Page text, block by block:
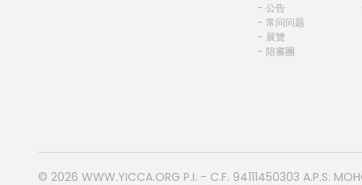
- 公告
- 常问问题
- 展覽
- 陪審團
© 2026 WWW.YICCA.ORG P.I. - C.F. 94111450303 A.P.S.